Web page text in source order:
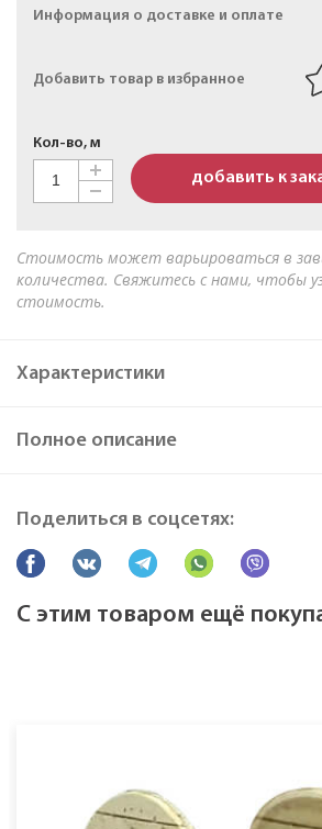
Информация о доставке и оплате
Добавить товар в избранное
Кол-во, м
добавить к
Стоимость может варьироваться в
количества. Свяжитесь с нами, чтобы
стоимость.
Характеристики
Материал жилы
Все характеристики
Полное описание
Поделиться в соцсетях:
С этим товаром ещё